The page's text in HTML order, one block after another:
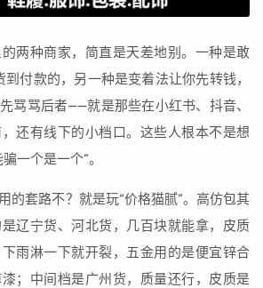
种商家，简直是天差地别。一种是敢
付款的，另一种是变着法让你先转钱，
骂骂后者——就是那些在小红书、抖音、
还有线下的小档口。这些人根本不是想
一个是一个”。
套路不？就是玩“价格猫腻”。高仿包其
辽宁货、河北货，几百块就能拿，皮质
雨淋一下就开裂，五金用的是便宜锌合
；中间档是广州货，质量还行，皮质是